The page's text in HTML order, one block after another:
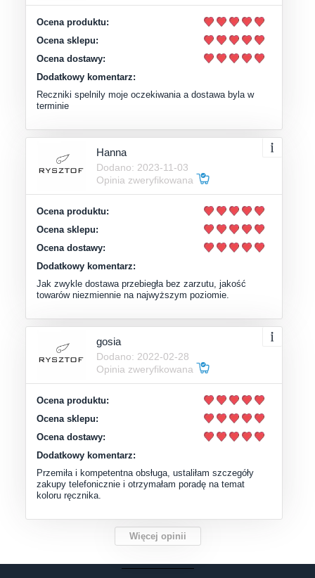
Ocena produktu:
Ocena sklepu:
Ocena dostawy:
Dodatkowy komentarz:
Reczniki spelnily moje oczekiwania a dostawa byla w
terminie
Hanna
Dodano: 2023-11-03
Opinia zweryfikowana
Ocena produktu:
Ocena sklepu:
Ocena dostawy:
Dodatkowy komentarz:
Jak zwykle dostawa przebiegła bez zarzutu, jakość
towarów niezmiennie na najwyższym poziomie.
gosia
Dodano: 2022-02-28
Opinia zweryfikowana
Ocena produktu:
Ocena sklepu:
Ocena dostawy:
Dodatkowy komentarz:
Przemiła i kompetentna obsługa, ustaliłam szczegóły
zakupy telefonicznie i otrzymałam poradę na temat
koloru ręcznika.
Więcej opinii